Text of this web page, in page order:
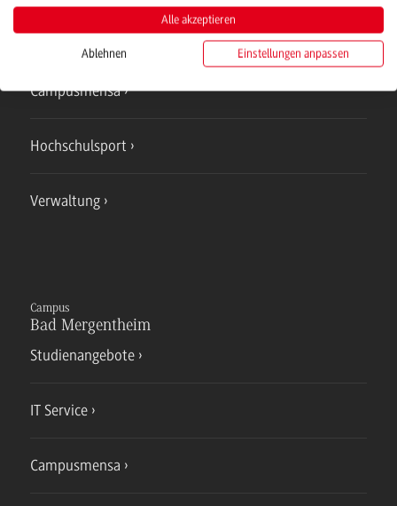
IT Service
Campusmensa
Hochschulsport
Verwaltung
Campus
Bad Mergentheim
Studienangebote
IT Service
Campusmensa
Alle akzeptieren
Ablehnen Einstellungen anpassen